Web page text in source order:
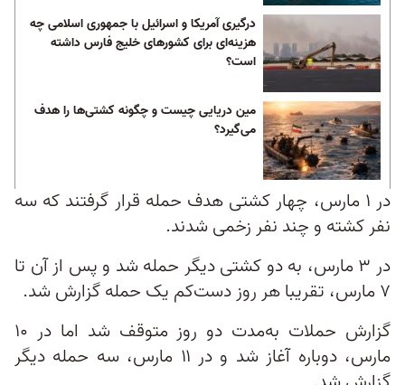
درگیری آمریکا و اسرائیل با جمهوری اسلامی چه
هزینه‌ای برای کشورهای خلیج فارس داشته
است؟
مین دریایی چیست و چگونه کشتی‌ها را هدف
می‌گیرد؟
در ۱ مارس، چهار کشتی هدف حمله قرار گرفتند که سه
نفر کشته و چند نفر زخمی شدند.
در ۳ مارس، به دو کشتی دیگر حمله شد و پس از آن تا
۷ مارس، تقریبا هر روز دست‌کم یک حمله گزارش شد.
گزارش حملات به‌مدت دو روز متوقف شد اما در ۱۰
مارس، دوباره آغاز شد و در ۱۱ مارس، سه حمله دیگر